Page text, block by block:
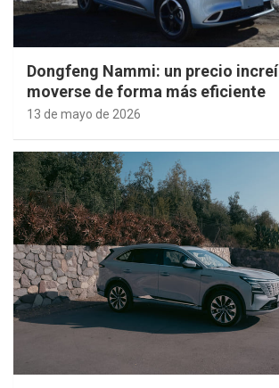
Dongfeng Nammi: un precio
moverse de forma más eficiente
13 de mayo de 2026